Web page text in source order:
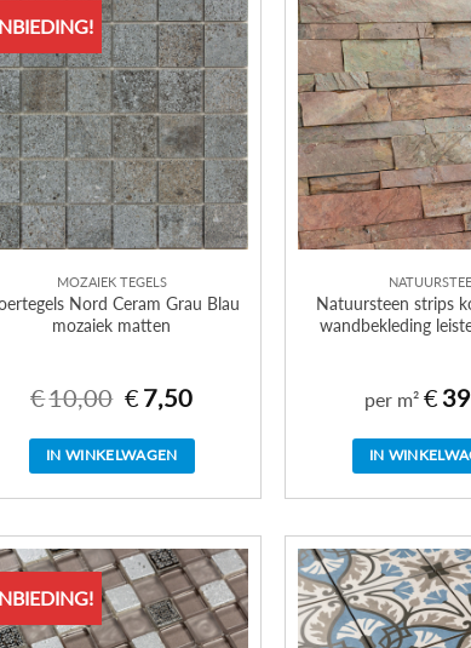
MOZAIEK TEGELS
Nord Ceram Grau Blau
mozaiek matten
€10,00 Oorspronkelijke
prijs
€10,00.
€ 7,50Huidige
prijs
€7,50.
IN WINKELWAGEN
Natuursteen strips
wandbekleding
per m² €
IN